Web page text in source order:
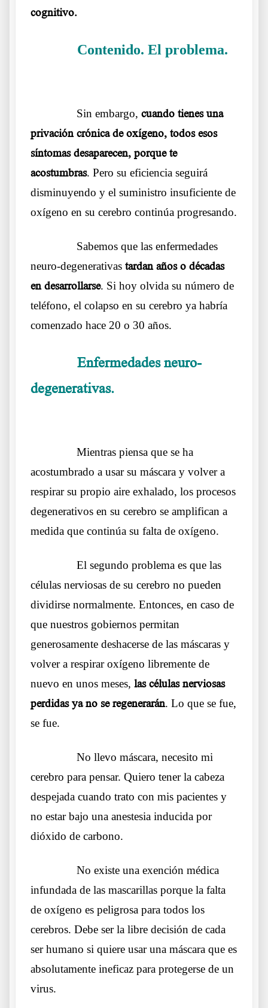
cognitivo.
Contenido. El problema.
Sin embargo, cuando tienes una
privación crónica de oxígeno, todos esos
síntomas desaparecen, porque te
acostumbras. Pero su eficiencia seguirá
disminuyendo y el suministro insuficiente de
oxígeno en su cerebro continúa progresando.
Sabemos que las enfermedades
neuro-degenerativas tardan años o décadas
en desarrollarse. Si hoy olvida su número de
teléfono, el colapso en su cerebro ya habría
comenzado hace 20 o 30 años.
Enfermedades neuro-
degenerativas.
Mientras piensa que se ha
acostumbrado a usar su máscara y volver a
respirar su propio aire exhalado, los procesos
degenerativos en su cerebro se amplifican a
medida que continúa su falta de oxígeno.
El segundo problema es que las
células nerviosas de su cerebro no pueden
dividirse normalmente. Entonces, en caso de
que nuestros gobiernos permitan
generosamente deshacerse de las máscaras y
volver a respirar oxígeno libremente de
nuevo en unos meses, las células nerviosas
perdidas ya no se regenerarán. Lo que se fue,
se fue.
No llevo máscara, necesito mi
cerebro para pensar. Quiero tener la cabeza
despejada cuando trato con mis pacientes y
no estar bajo una anestesia inducida por
dióxido de carbono.
No existe una exención médica
infundada de las mascarillas porque la falta
de oxígeno es peligrosa para todos los
cerebros. Debe ser la libre decisión de cada
ser humano si quiere usar una máscara que es
absolutamente ineficaz para protegerse de un
virus.